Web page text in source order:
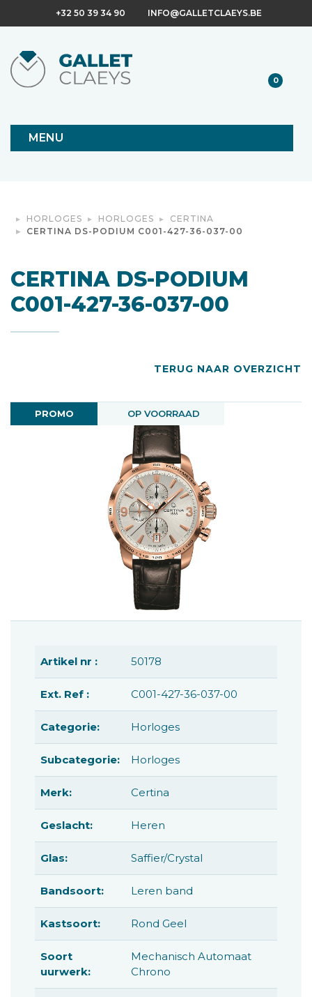
+32 50 39 34 90 INFO@GALLETCLAEYS.BE
0
MENU
HORLOGES HORLOGES
CERTINA
CERTINA DS-PODIUM C001-427-36-037-00
CERTINA DS-PODIUM
C001-427-36-037-00
TERUG NAAR OVERZICHT
PROMO OP VOORRAAD
Artikel nr : 50178
Ext. Ref : C001-427-36-037-00
Categorie: Horloges
Subcategorie: Horloges
Merk: Certina
Geslacht: Heren
Glas: Saffier/Crystal
Bandsoort: Leren band
Kastsoort: Rond Geel
Soort
uurwerk:
Mechanisch Automaat
Chrono